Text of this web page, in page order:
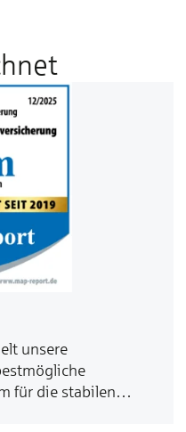
unsere
für die stabilen